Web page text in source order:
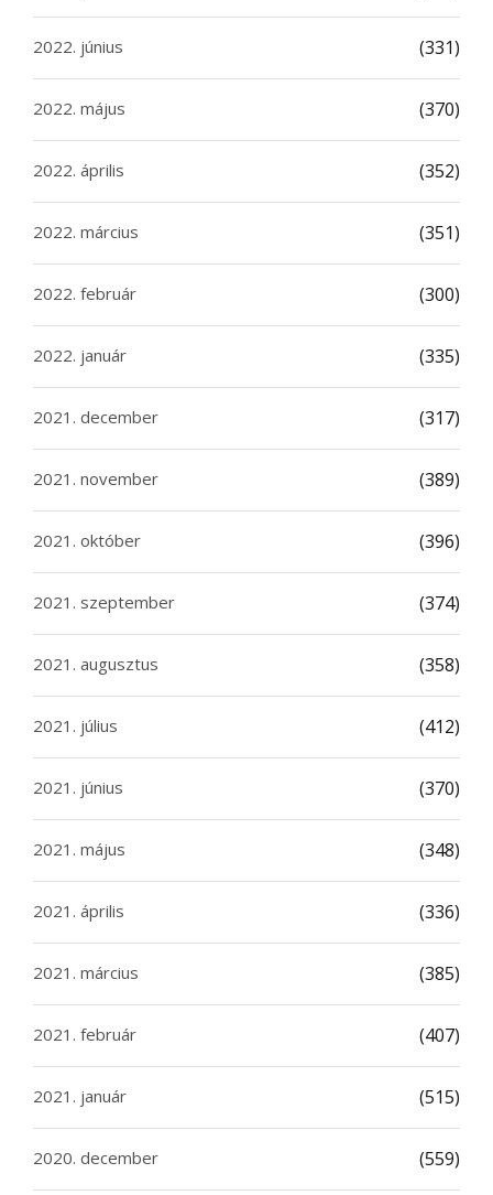
2022. június (331)
2022. május (370)
2022. április (352)
2022. március (351)
2022. február (300)
2022. január (335)
2021. december (317)
2021. november (389)
2021. október (396)
2021. szeptember (374)
2021. augusztus (358)
2021. július (412)
2021. június (370)
2021. május (348)
2021. április (336)
2021. március (385)
2021. február (407)
2021. január (515)
2020. december (559)